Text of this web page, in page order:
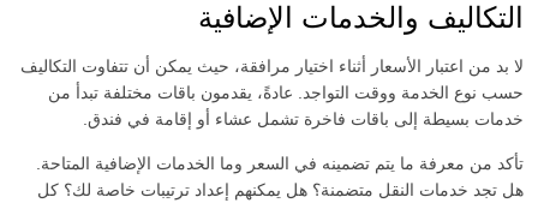
التكاليف والخدمات الإضافية
لا بد من اعتبار الأسعار أثناء اختيار مرافقة، حيث يمكن أن تتفاوت التكاليف
حسب نوع الخدمة ووقت التواجد. عادةً، يقدمون باقات مختلفة تبدأ من
خدمات بسيطة إلى باقات فاخرة تشمل عشاء أو إقامة في فندق.
تأكد من معرفة ما يتم تضمينه في السعر وما الخدمات الإضافية المتاحة.
هل تجد خدمات النقل متضمنة؟ هل يمكنهم إعداد ترتيبات خاصة لك؟ كل